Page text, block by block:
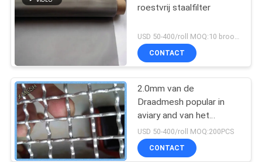
roestvrij staalfilter
USD 50-400/roll MOQ:10 broodjes
CONTACT
2.0mm van de
Draadmesh popular in
aviary and van het
Diametert6061
Aluminium het de
Vogelscherm
USD 50-400/roll MOQ:200PCS
CONTACT